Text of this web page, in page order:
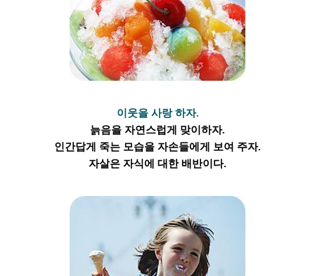
이웃을 사랑 하자.
늙음을 자연스럽게 맞이 하자.
인간답게 죽는 모습을 자손들에게 보여 주자.
자살은 자식에 대한 배반이다.